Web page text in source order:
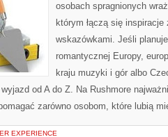
osobach spragnionych
którym łączą się
wskazówkami. Jeśli
romantycznej Europy,
kraju muzyki i gór albo
od A do Z. Na Rushmore
zarówno osobom, które lubią
EXPERIENCE